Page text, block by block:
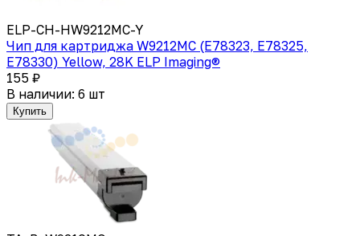
ELP-CH-HW9212MC-Y
Чип для картриджа W9212MC (E78323, E78325,
E78330) Yellow, 28K ELP Imaging®
155 ₽
В наличии: 6 шт
Купить